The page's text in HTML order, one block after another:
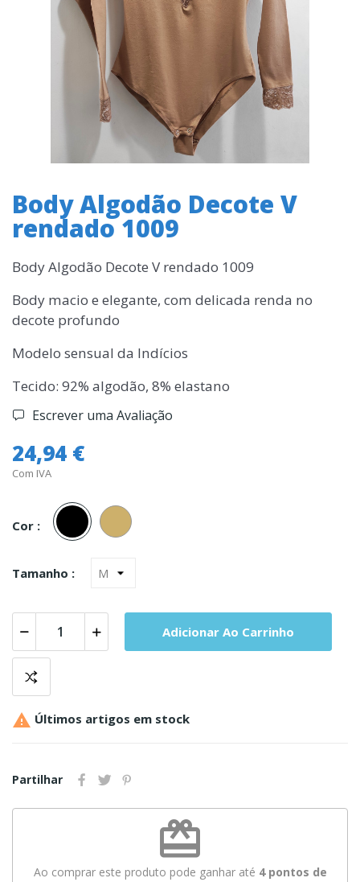
Body Algodão Decote V
rendado 1009
Body Algodão Decote V rendado 1009
Body macio e elegante, com delicada renda no
decote profundo
Modelo sensual da Indícios
Tecido: 92% algodão, 8% elastano
Escrever uma Avaliação
24,94 €
Com IVA
Cor :
Preto
Tamanho :
Adicionar Ao Carrinho
 Últimos artigos em stock
Partilhar
redeem
Ao comprar este produto pode ganhar até 4pontos de